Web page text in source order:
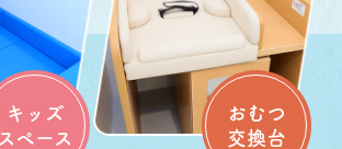
キッズ
スペース
おむつ
交換台